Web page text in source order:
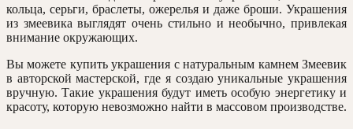
кольца, серьги, браслеты, ожерелья и даже броши. Украшения
из змеевика выглядят очень стильно и необычно, привлекая
внимание окружающих.
Вы можете купить украшения с натуральным камнем Змеевик
в авторской мастерской, где я создаю уникальные украшения
вручную. Такие украшения будут иметь особую энергетику и
красоту, которую невозможно найти в массовом производстве.